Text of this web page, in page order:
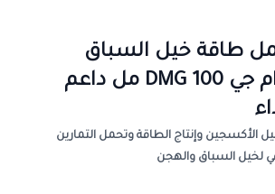
طاقة خيل السباق
والهجن دي ام جي DMG 100 مل داعم
الأكسجين وإنتاج الطاقة وتحمل التمارين
لخيل السباق والهجن